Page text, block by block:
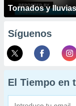
Tornados y
Síguenos
El Tiempo en